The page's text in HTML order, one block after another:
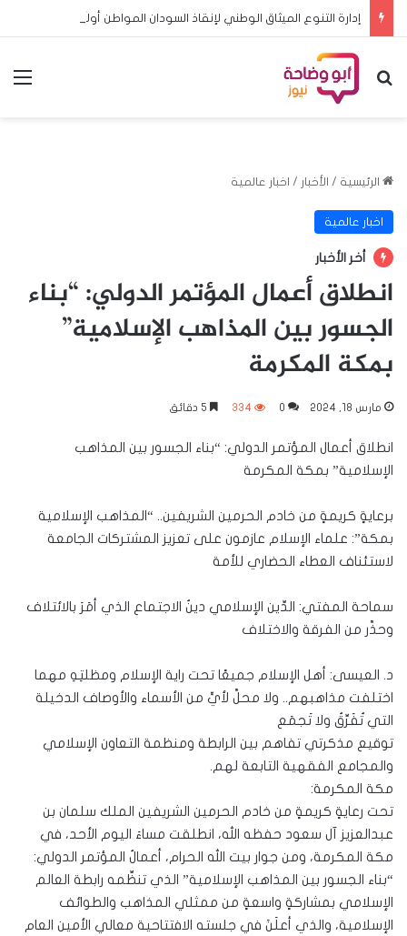
بحث عن
الرئيسية / الأخبار / اخبار عالمية
اخبار عالمية
أخر الأخبار
انطلاق أعمال المؤتمر الدولي: “بناء
الجسور بين المذاهب الإسلامية”
بمكة المكرمة
مارس 18, 2024 0
334
انطلاق أعمال المؤتمر الدولي: “بناء الجسور بين المذاهب
الإسلامية” بمكة المكرمة
برعايةٍ كريمةٍ من خادم الحرمين الشريفين.. “المذاهب الإسلامية
بمكة”: علماء الإسلام عازمون على تعزيز المشتركات الجامعة
لاستئناف العطاء الحضاري للأمة
سماحة المفتي: الدِّين الإسلامي دينُ الاجتماع الذي أمَرَ بالائتلاف
وحذَّر من الفرقة والاختلاف
د. العيسى: أهل الإسلام جميعًا تحت راية الإسلام ومظلتِهِ مهما
اختلفت مذاهبهم.. ولا محلَّ لأيٍّ من الأسماء والأوصاف الدخيلة
التي تُفَرِّقُ ولا تَجمَع
توقيع مذكرتي تفاهم بين الرابطة ومنظمة التعاون الإسلامي
والمجامع الفقهية التابعة لهم.
مكة المكرمة:
تحت رعايةٍ كريمةٍ من خادم الحرمين الشريفين الملك سلمان بن
عبدالعزيز آل سعود حفظه الله، انطلقت مساءَ اليوم الأحد، في
مكة المكرمة، ومن جوار بيت الله الحرام، أعمالُ المؤتمر الدولي:
“بناء الجسور بين المذاهب الإسلامية” الذي تنظِّمه رابطة العالم
الإسلامي بمشاركةٍ واسعةٍ من ممثلي المذاهب والطوائف
الإسلامية، والذي أعلَنَ في جلسته الافتتاحية معالي الأمين العام